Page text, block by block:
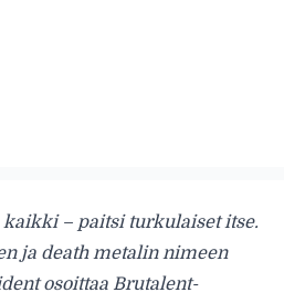
– paitsi turkulaiset itse.
ja death metalin nimeen
osoittaa Brutalent-